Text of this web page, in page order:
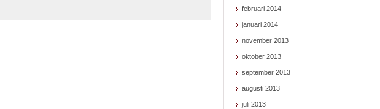
februari 2014
januari 2014
november 2013
oktober 2013
september 2013
augusti 2013
juli 2013